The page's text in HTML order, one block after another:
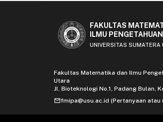
FAKULTAS
ILMU
UNIVERSITAS SUMATERA
Fakultas Matematika dan Ilmu
Utara
Jl. Bioteknologi No.1, Padang Bulan,
mailfmipa@usu.ac.id (Pertanyaan atau